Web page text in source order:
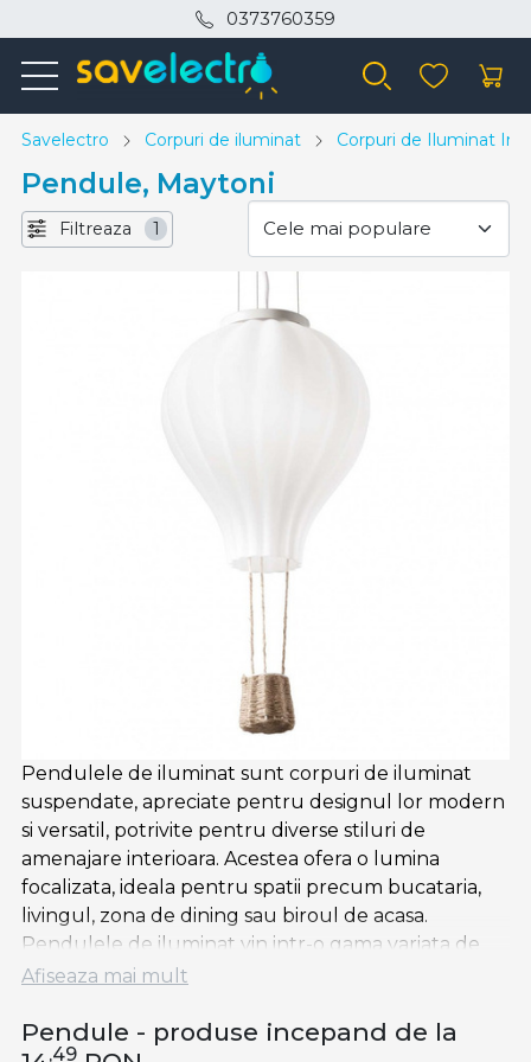
0373760359
Savelectro Corpuri de iluminat Corpuri de Iluminat
Pendule, Maytoni
Filtreaza 1
Pendulele de iluminat sunt corpuri de iluminat
suspendate, apreciate pentru designul lor modern
si versatil, potrivite pentru diverse stiluri de
amenajare interioara. Acestea ofera o lumina
focalizata, ideala pentru spatii precum bucataria,
livingul, zona de dining sau biroul de acasa.
Pendulele de iluminat vin intr-o gama variata de
forme, dimensiuni si materiale, de la modele
elegante din lemn, cu detalii minimaliste sau
Afiseaza mai mult
Pendule - produse incepand de la
,49